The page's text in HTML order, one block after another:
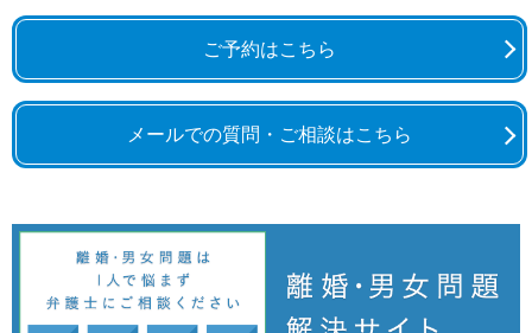
ご予約はこちら
メールでの質問・ご相談はこちら